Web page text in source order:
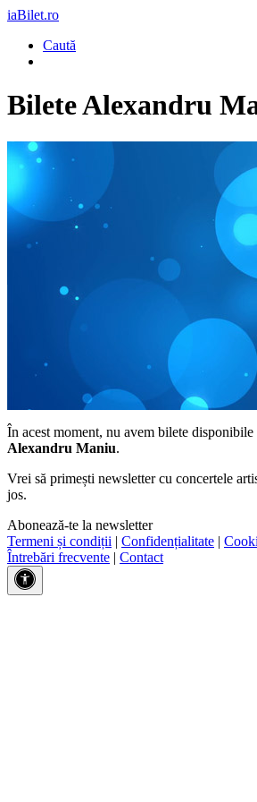
iaBilet.ro
Caută
BileteAlexandru
În acest moment, nu avem bilete
Alexandru Maniu.
Vrei să primești newsletter cu concertele
jos.
Abonează-te la newsletter
Termeni și condiții | Confidențialitate |
Întrebări frecvente | Contact